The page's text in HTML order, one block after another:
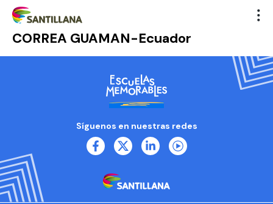
CORREA GUAMAN-Ecuador
Síguenos en nuestras redes